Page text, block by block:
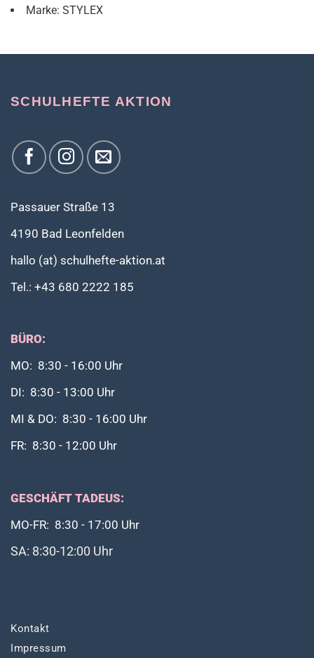
Marke: STYLEX
SCHULHEFTE AKTION
Passauer Straße 13
4190 Bad Leonfelden
hallo (at) schulhefte-aktion.at
Tel.: +43 680 2222 185
BÜRO:
MO: 8:30 - 16:00 Uhr
DI: 8:30 - 13:00 Uhr
MI & DO: 8:30 - 16:00 Uhr
FR: 8:30 - 12:00 Uhr
GESCHÄFT TADEUS:
MO-FR: 8:30 - 17:00 Uhr
SA: 8:30-12:00 Uhr
Kontakt
Impressum